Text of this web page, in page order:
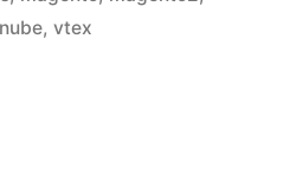
, vtex